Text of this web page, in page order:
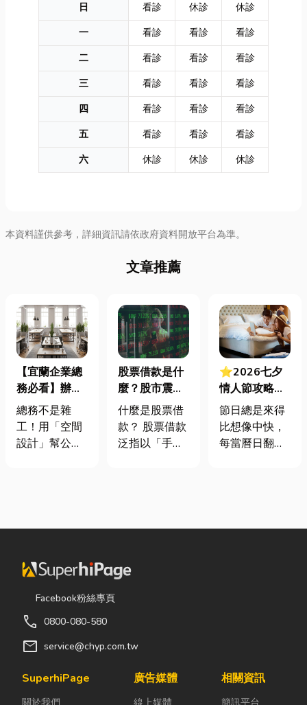
日
看診 休診
休診
一
看診 看診
看診
二
看診 看診
看診
三
看診 看診
看診
四
看診 看診
看診
五
看診 看診
看診
六
休診 休診 休診
本資料謹供參考，詳細資訊請依政府資料開放平台為準。
文章推薦
【宜蘭企業總
務必看】辦公
室如何打造高
效能職場？從
辦公桌椅、系
總務不是雜
工！用「空間
設計」幫公司
公室時，常覺
缺東西時「壞
什麼補什麼」
就好，但這種
花了大錢，卻
換來員工抱怨
辦公室空間設
股票借款是什
麼？股市震盪|
股票借款、股
票質借、當鋪
借款完整比較
什麼是股票借
款？ 股票借款
泛指以「手中
的融資方式，
能取得資金應
依承作單位不
為證券公司的
⭐2026七夕
情人節攻略！
七夕送什麼不
踩雷？限定甜
點哪裡買？台
節日總是來得
比想像中快，
每當曆日翻到
候？」、「七
著生活節奏加
Facebook粉絲專頁
call 0800-080-580
mail service@chyp.com.tw
SuperhiPage
關於我們
廣告媒體
線上媒體
相關資訊
簡訊平台